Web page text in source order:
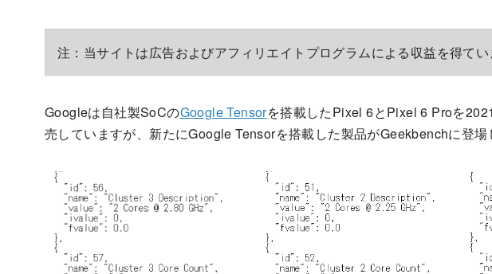
注：当サイトは広告およびアフィリエイトプログラムによる収益を得てい
Googleは自社製SoCのGoogle Tensorを搭載したPixel 6とPixel 6 Proを
売していますが、新たにGoogle Tensorを搭載した製品がGeekbenchに登場